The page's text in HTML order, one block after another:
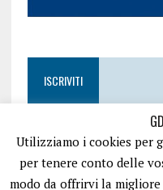
ISCRIVITI
Utilizziamo i cookies per
per tenere conto delle
modo da offrirvi la